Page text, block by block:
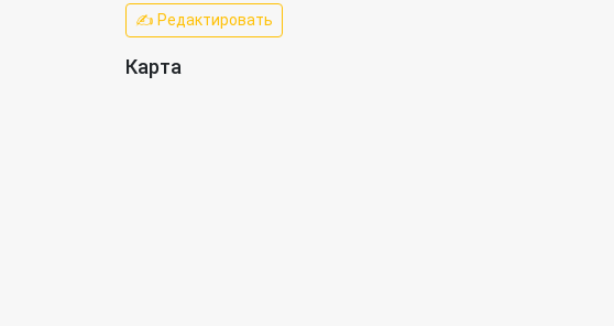
✍ Редактировать
Карта